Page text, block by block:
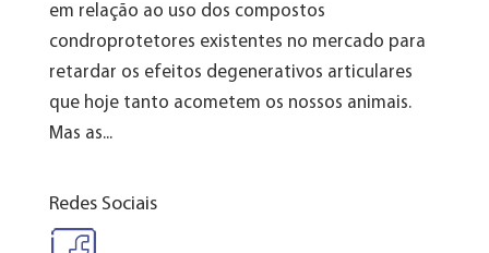
em relação ao uso dos compostos
condroprotetores existentes no mercado para
retardar os efeitos degenerativos articulares
que hoje tanto acometem os nossos animais.
Mas as...
Redes Sociais